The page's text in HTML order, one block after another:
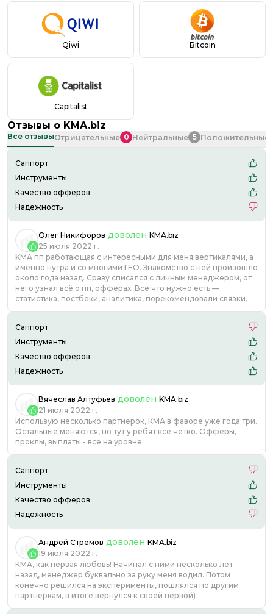
Qiwi Bitcoin
Capitalist
Отзывы о KMA.biz
Все отзывыОтрицательные 0 Нейтральные 5 Положительные
Саппорт
Инструменты
Качество офферов
Надежность
Олег Никифоров доволен KMA.biz
25 июля 2022 г.
KMA пп работающая с интересными для меня вертикалями, а
именно нутра и со многими ГЕО. Знакомство с ней произошло
около года назад. Сразу списался с личным менеджером, от
него узнал всё о пп, офферах. Все что нужно есть —
статистика, постбеки, аналитика, порекомендовали связки.
Саппорт
Инструменты
Качество офферов
Надежность
Вячеслав Алтуфьев доволен KMA.biz
21 июля 2022 г.
Использую несколько партнерок, КМА в фаворе уже года три.
Остальные меняются, но тут у ребят все четко. Офферы,
проклы, выплаты - все на уровне.
Саппорт
Инструменты
Качество офферов
Надежность
Андрей Стремов доволен KMA.biz
19 июля 2022 г.
КМА, как первая любовь! Начинал с ними несколько лет
назад, менеджер буквально за руку меня водил. Потом
конечно решился на эксперименты, пошлялся по другим
партнеркам, в итоге вернулся к своей первой)